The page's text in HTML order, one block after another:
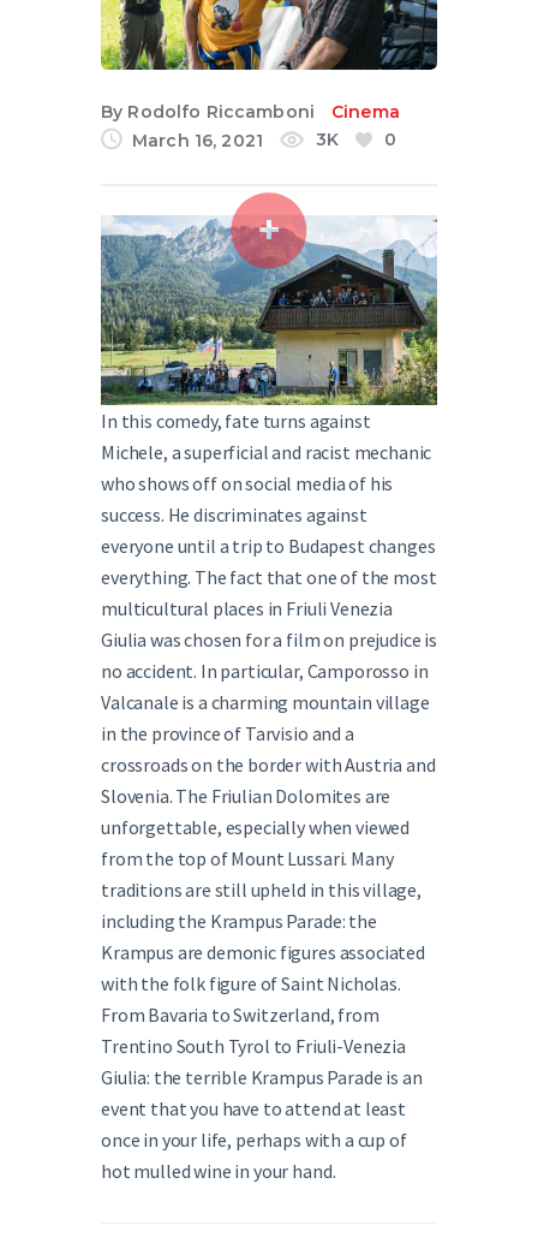
English
By Rodolfo Riccamboni
Cinema
March 16, 2021
3K 0
In this comedy, fate turns against
Michele, a superficial and racist mechanic
who shows off on social media of his
success. He discriminates against
everyone until a trip to Budapest changes
everything. The fact that one of the most
multicultural places in Friuli Venezia
Giulia was chosen for a film on prejudice is
no accident. In particular, Camporosso in
Valcanale is a charming mountain village
in the province of Tarvisio and a
crossroads on the border with Austria and
Slovenia. The Friulian Dolomites are
unforgettable, especially when viewed
from the top of Mount Lussari. Many
traditions are still upheld in this village,
including the Krampus Parade: the
Krampus are demonic figures associated
with the folk figure of Saint Nicholas.
From Bavaria to Switzerland, from
Trentino South Tyrol to Friuli-Venezia
Giulia: the terrible Krampus Parade is an
event that you have to attend at least
once in your life, perhaps with a cup of
hot mulled wine in your hand.